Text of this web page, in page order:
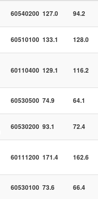
60540200 127.0 94.2
60510100 133.1 128.0
60110400 129.1 116.2
60530500 74.9 64.1
60530200 93.1 72.4
60111200 171.4 162.6
60530100 73.6 66.4